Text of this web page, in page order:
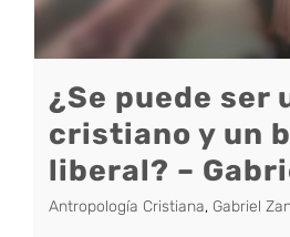
¿Se puede ser
cristiano y un
liberal? –
Antropología Cristiana, Gabriel